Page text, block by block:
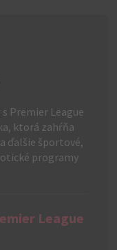
Premier League
ktorá zahŕňa
ďalšie športové,
programy
League